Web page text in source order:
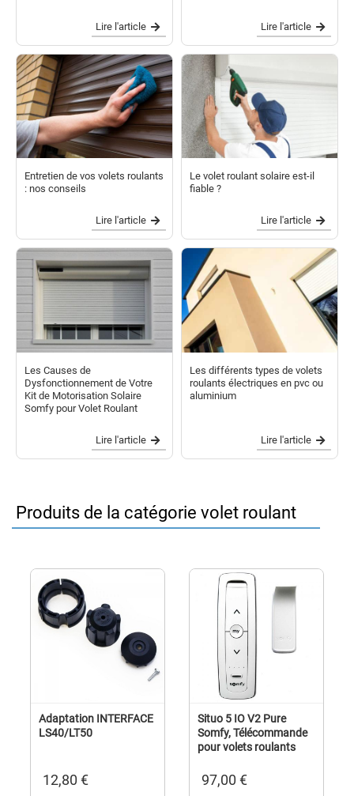
Lire l'article Lire l'article
Entretien de vos volets roulants
: nos conseils
Lire l'article
Le volet roulant solaire est-il
fiable ?
Lire l'article
Les Causes de
Dysfonctionnement de Votre
Kit de Motorisation Solaire
Somfy pour Volet Roulant
Lire l'article
Les différents types de volets
roulants électriques en pvc ou
aluminium
Lire l'article
Produits de la catégorie volet roulant
Adaptation INTERFACE
LS40/LT50
12,80 €
Situo 5 IO V2 Pure
Somfy, Télécommande
pour volets roulants
97,00 €